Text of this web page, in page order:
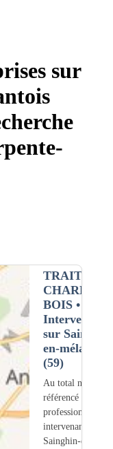
sur
BOIS•
Intervention
sur
en-mélantois
(59)
Au total nous
référencé
professionnels
intervenant sur
Sainghin-en-